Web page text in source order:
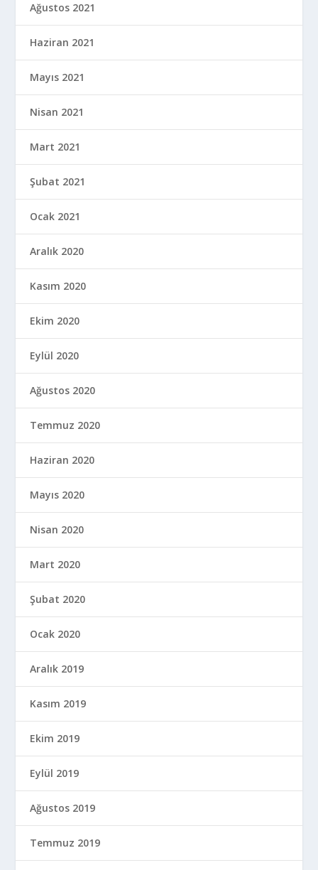
Ağustos 2021
Haziran 2021
Mayıs 2021
Nisan 2021
Mart 2021
Şubat 2021
Ocak 2021
Aralık 2020
Kasım 2020
Ekim 2020
Eylül 2020
Ağustos 2020
Temmuz 2020
Haziran 2020
Mayıs 2020
Nisan 2020
Mart 2020
Şubat 2020
Ocak 2020
Aralık 2019
Kasım 2019
Ekim 2019
Eylül 2019
Ağustos 2019
Temmuz 2019